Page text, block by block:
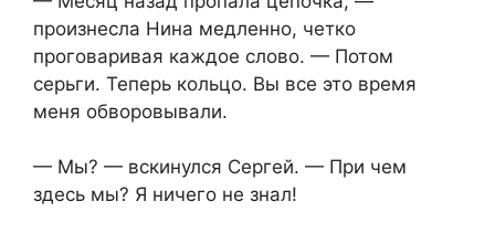
произнесла Нина медленно, четко
проговаривая каждое слово. — Потом
серьги. Теперь кольцо. Вы все это время
меня обворовывали.
— Мы? — вскинулся Сергей. — При чем
здесь мы? Я ничего не знал!